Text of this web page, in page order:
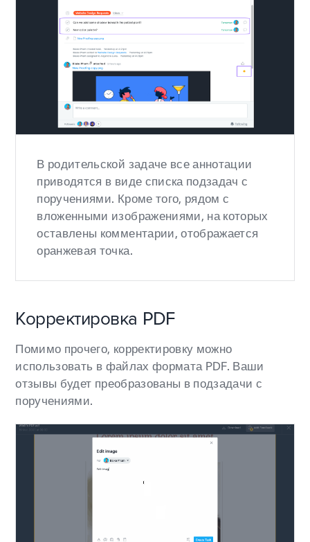
В родительской задаче все аннотации
приводятся в виде списка подзадач с
поручениями. Кроме того, рядом с
вложенными изображениями, на которых
оставлены комментарии, отображается
оранжевая точка.
Корректировка PDF
Помимо прочего, корректировку можно
использовать в файлах формата PDF. Ваши
отзывы будет преобразованы в подзадачи с
поручениями.